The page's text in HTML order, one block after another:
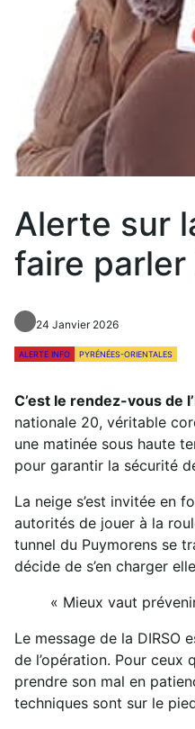
Alerte sur
faire parler
24 Janvier 2026
ALERTE INFO PYRÉNÉES-ORIENTALES
C’est le rendez-vous de
nationale 20, véritable
une matinée sous haute
pour garantir la sécurité
La neige s’est invitée en
autorités de jouer à la
tunnel du Puymorens se
décide de s’en charger
« Mieux vaut
Le message de la
de l’opération. Pour
prendre son mal en
techniques sont sur le